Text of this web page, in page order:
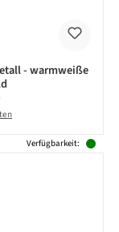
- warmweiße
Verfügbarkeit: